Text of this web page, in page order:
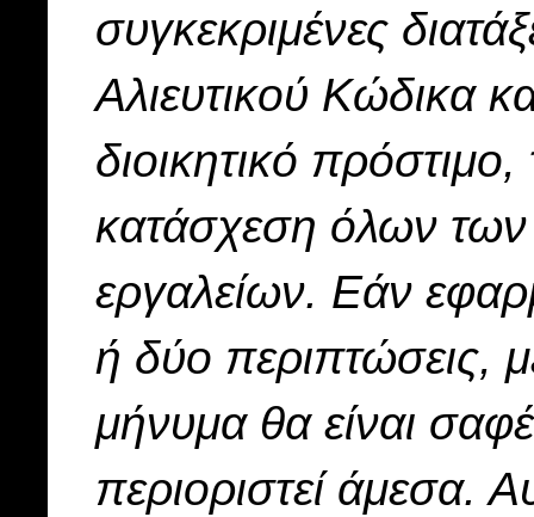
συγκεκριμένες
Αλιευτικού Κώδικα
διοικητικό
κατάσχεση όλων των
εργαλείων. Εάν
ή δύο περιπτώσεις,
μήνυμα θα είναι
περιοριστεί άμεσα.